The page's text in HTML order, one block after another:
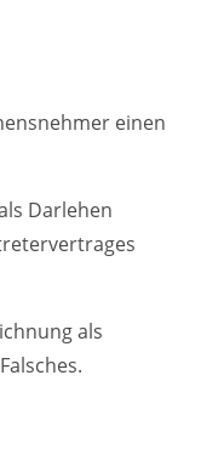
einen
Darlehen
als